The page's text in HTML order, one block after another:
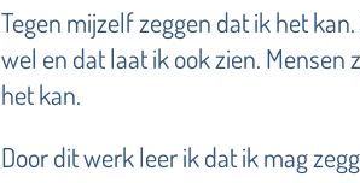
Tegen mijzelf zeggen dat ik het
wel en dat laat ik ook zien. Mensen
het kan.
Door dit werk leer ik dat ik mag